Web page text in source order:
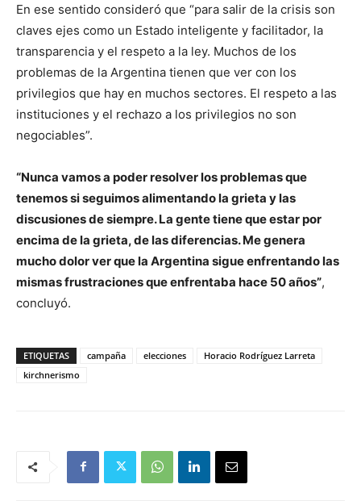
En ese sentido consideró que “para salir de la crisis son
claves ejes como un Estado inteligente y facilitador, la
transparencia y el respeto a la ley. Muchos de los
problemas de la Argentina tienen que ver con los
privilegios que hay en muchos sectores. El respeto a las
instituciones y el rechazo a los privilegios no son
negociables”.
“Nunca vamos a poder resolver los problemas que
tenemos si seguimos alimentando la grieta y las
discusiones de siempre. La gente tiene que estar por
encima de la grieta, de las diferencias. Me genera
mucho dolor ver que la Argentina sigue enfrentando las
mismas frustraciones que enfrentaba hace 50 años”,
concluyó.
ETIQUETAS campaña elecciones
Horacio Rodríguez Larreta
kirchnerismo